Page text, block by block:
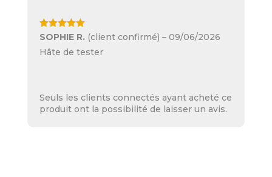
Note5sur
SOPHIE R. (client confirmé) – 09/06/2026
Hâte de tester
Seuls les clients connectés ayant acheté ce
produit ont la possibilité de laisser un avis.